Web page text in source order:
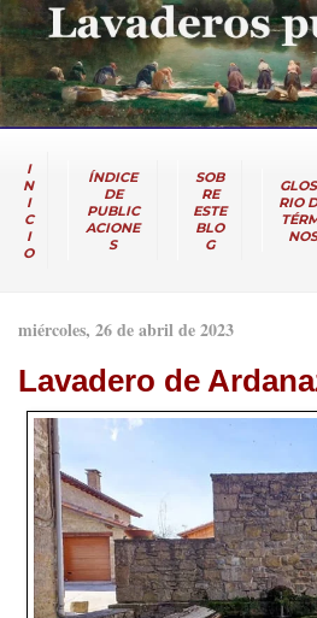
I
N
I
C
I
O
ÍNDICE
DE
PUBLIC
ACIONE
S
SOB
RE
ESTE
BLO
G
RIO
NOS
miércoles, 26 de abril de 2023
Lavadero de